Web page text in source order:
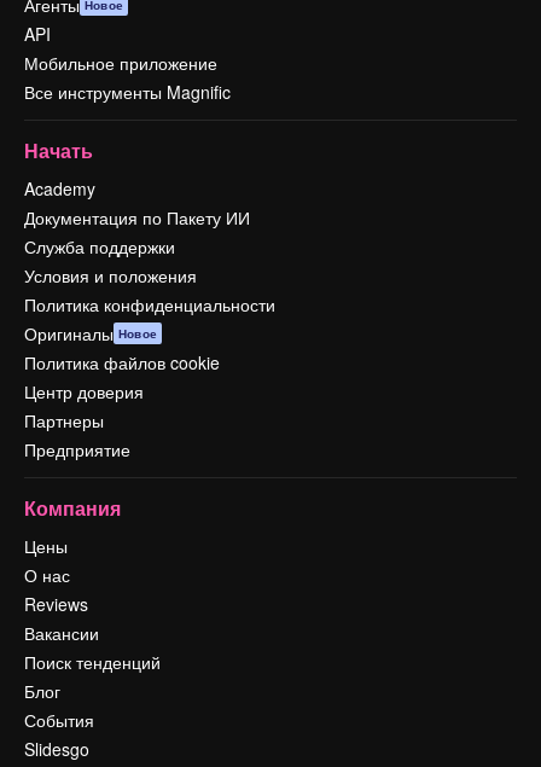
Агенты Новое
API
Мобильное приложение
Все инструменты Magnific
Начать
Academy
Документация по Пакету ИИ
Служба поддержки
Условия и положения
Политика конфиденциальности
Оригиналы Новое
Политика файлов cookie
Центр доверия
Партнеры
Предприятие
Компания
Цены
О нас
Reviews
Вакансии
Поиск тенденций
Блог
События
Slidesgo